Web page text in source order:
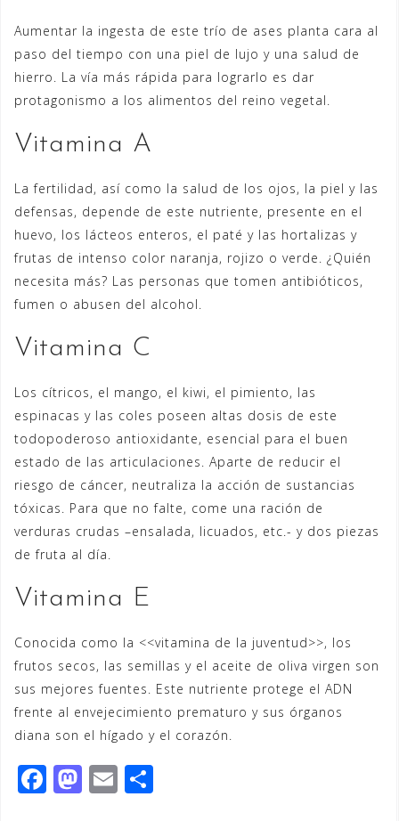
Aumentar la ingesta de este trío de ases planta cara al
paso del tiempo con una piel de lujo y una salud de
hierro. La vía más rápida para lograrlo es dar
protagonismo a los alimentos del reino vegetal.
Vitamina A
La fertilidad, así como la salud de los ojos, la piel y las
defensas, depende de este nutriente, presente en el
huevo, los lácteos enteros, el paté y las hortalizas y
frutas de intenso color naranja, rojizo o verde. ¿Quién
necesita más? Las personas que tomen antibióticos,
fumen o abusen del alcohol.
Vitamina C
Los cítricos, el mango, el kiwi, el pimiento, las
espinacas y las coles poseen altas dosis de este
todopoderoso antioxidante, esencial para el buen
estado de las articulaciones. Aparte de reducir el
riesgo de cáncer, neutraliza la acción de sustancias
tóxicas. Para que no falte, come una ración de
verduras crudas –ensalada, licuados, etc.- y dos piezas
de fruta al día.
Vitamina E
Conocida como la <<vitamina de la juventud>>, los
frutos secos, las semillas y el aceite de oliva virgen son
sus mejores fuentes. Este nutriente protege el ADN
frente al envejecimiento prematuro y sus órganos
diana son el hígado y el corazón.
F M E